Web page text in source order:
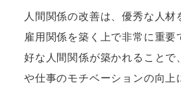
人間関係の改善は、優秀な人材
雇用関係を築く上で非常に重要
好な人間関係が築かれることで
や仕事のモチベーションの向上